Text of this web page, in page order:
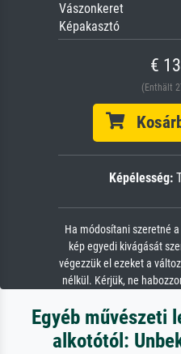
Vászonkeret
Képakasztó
€
(Enthält
Képélesség:
Ha módosítani szeretné
kép egyedi kivágását
végezzük el ezeket a
nélkül. Kérjük, ne
Egyéb művészeti
alkotótól: